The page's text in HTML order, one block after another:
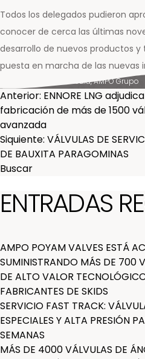
Todos los delegados pudieron
conocer de cerca las últimas
desarrollo de nuevos productos y
puesta en marcha de las nuevas
News & Media,AMPO Grupo
DE
ENTRADAS
Anterior: ENNORE LNG
fabricación de más de 1500
avanzada
Siquiente: VÁLVULAS DE
DE BAUXITA PARAGOMINAS
Buscar
ENTRADAS
AMPO POYAM VALVES ESTÁ
SUMINISTRANDO MÁS DE 700
DE ALTO VALOR
FABRICANTES DE SKIDS
SERVICIO FAST TRACK:
ESPECIALES Y ALTA PRESIÓN
SEMANAS
MÁS DE 4000 VÁLVULAS DE